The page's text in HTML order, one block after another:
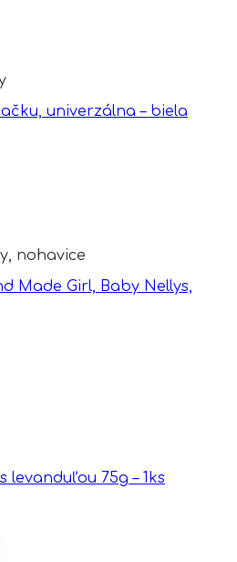
univerzálna – biela
nohavice
Made Girl, Baby Nellys,
levanduľou 75g – 1ks